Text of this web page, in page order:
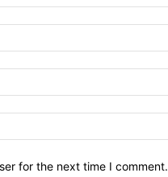
for the next time I comment.